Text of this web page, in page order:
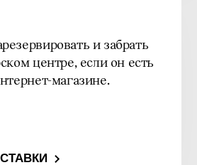
и забрать
центре, если он есть
магазине.